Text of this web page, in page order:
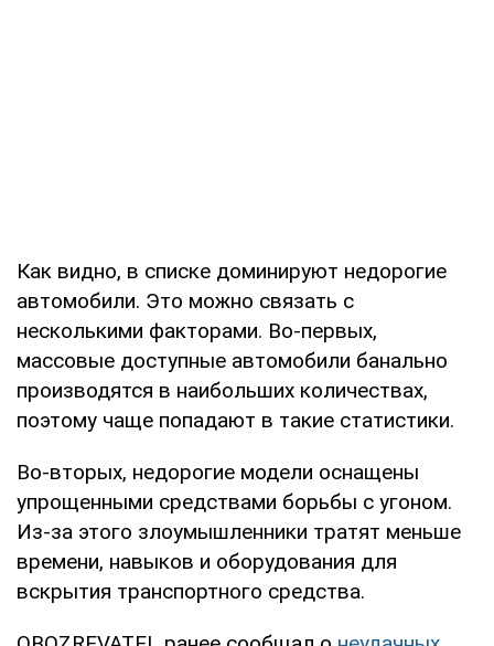
Как видно, в списке доминируют недорогие
автомобили. Это можно связать с
несколькими факторами. Во-первых,
массовые доступные автомобили банально
производятся в наибольших количествах,
поэтому чаще попадают в такие статистики.
Во-вторых, недорогие модели оснащены
упрощенными средствами борьбы с угоном.
Из-за этого злоумышленники тратят меньше
времени, навыков и оборудования для
вскрытия транспортного средства.